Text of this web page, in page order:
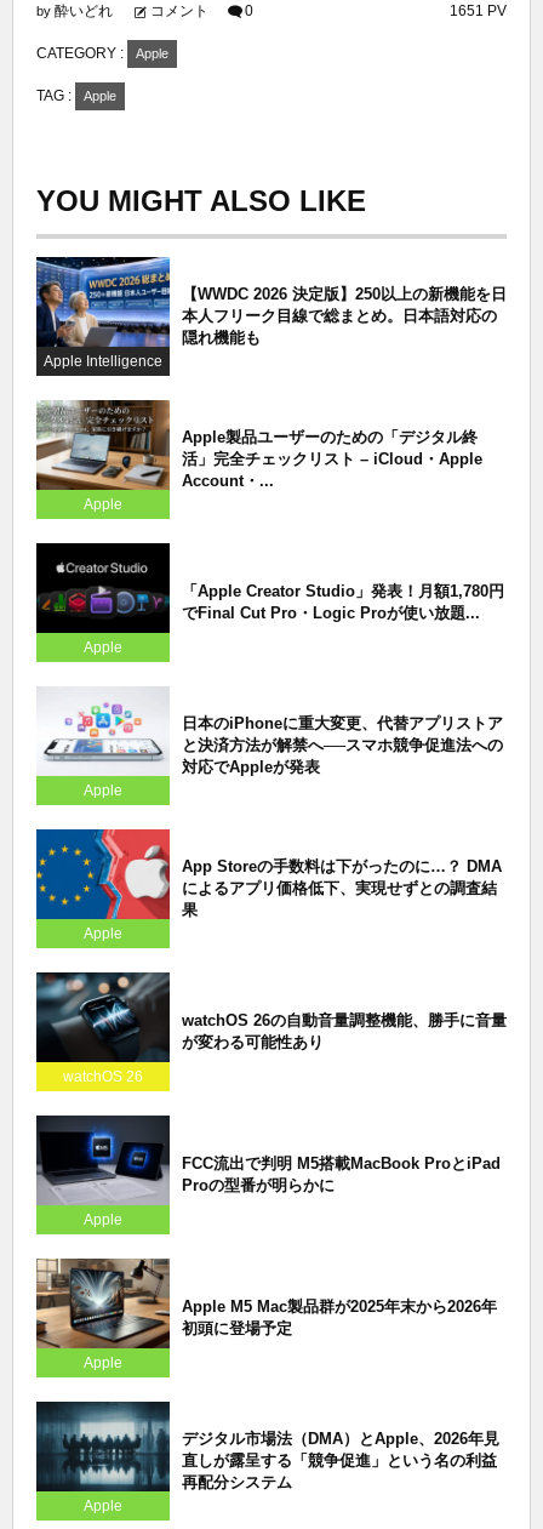
by 酔いどれ コメント 0 1651 PV
CATEGORY : Apple
TAG : Apple
YOU MIGHT ALSO LIKE
Apple Intelligence
【WWDC 2026 決定版】250以上の新機能を日
本人フリーク目線で総まとめ。日本語対応の
隠れ機能も
Apple
Apple製品ユーザーのための「デジタル終
活」完全チェックリスト – iCloud・Apple
Account・...
Apple
「Apple Creator Studio」発表！月額1,780円
でFinal Cut Pro・Logic Proが使い放題...
Apple
日本のiPhoneに重大変更、代替アプリストア
と決済方法が解禁へ──スマホ競争促進法への
対応でAppleが発表
Apple
App Storeの手数料は下がったのに…？ DMA
によるアプリ価格低下、実現せずとの調査結
果
watchOS 26
watchOS 26の自動音量調整機能、勝手に音量
が変わる可能性あり
Apple
FCC流出で判明 M5搭載MacBook ProとiPad
Proの型番が明らかに
Apple
Apple M5 Mac製品群が2025年末から2026年
初頭に登場予定
Apple
デジタル市場法（DMA）とApple、2026年見
直しが露呈する「競争促進」という名の利益
再配分システム